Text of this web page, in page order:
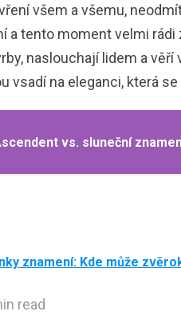
všem a všemu,
a tento moment velmi
naslouchají lidem a věří
vsadí na eleganci, která
vs. sluneční
znamení: Kde může
read